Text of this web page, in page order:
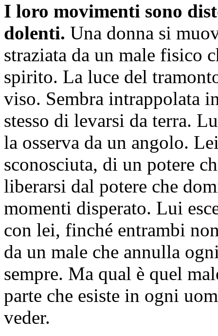
I loro movimenti sono
dolenti. Una donna si
straziata da un male fisico
spirito. La luce del
viso. Sembra intrappolata
stesso di levarsi da terra.
la osserva da un angolo.
sconosciuta, di un potere
liberarsi dal potere che
momenti disperato. Lui
con lei, finché entrambi
da un male che annulla
sempre. Ma qual è quel
parte che esiste in ogni
veder.